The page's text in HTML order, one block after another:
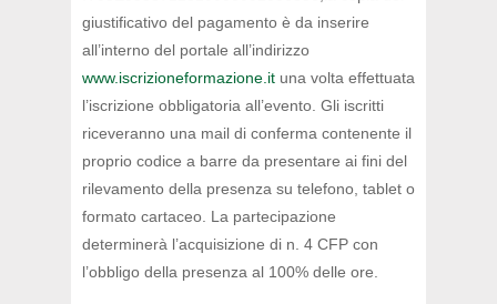
giustificativo del pagamento è da inserire
all’interno del portale all’indirizzo
www.iscrizioneformazione.it una volta effettuata
l’iscrizione obbligatoria all’evento. Gli iscritti
riceveranno una mail di conferma contenente il
proprio codice a barre da presentare ai fini del
rilevamento della presenza su telefono, tablet o
formato cartaceo. La partecipazione
determinerà l’acquisizione di n. 4 CFP con
l’obbligo della presenza al 100% delle ore.